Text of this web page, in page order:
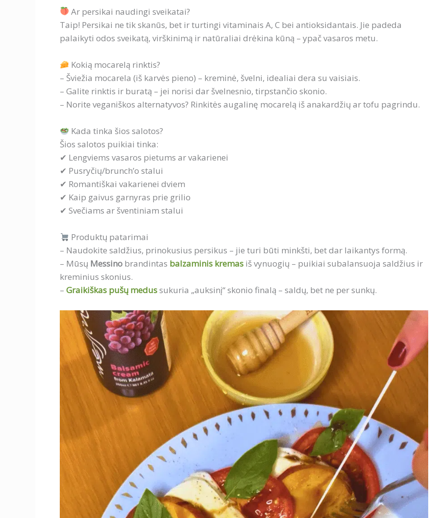
Ar persikai naudingi sveikatai?
Taip! Persikai ne tik skanūs, bet ir turtingi vitaminais A, C bei antioksidantais. Jie padeda
palaikyti odos sveikatą, virškinimą ir natūraliai drėkina kūną – ypač vasaros metu.
Kokią mocarelą rinktis?
– Šviežia mocarela (iš karvės pieno) – kreminė, švelni, idealiai dera su vaisiais.
– Galite rinktis ir buratą – jei norisi dar švelnesnio, tirpstančio skonio.
– Norite veganiškos alternatyvos? Rinkitės augalinę mocarelą iš anakardžių ar tofu pagrindu.
Kada tinka šios salotos?
Šios salotos puikiai tinka:
✔ Lengviems vasaros pietums ar vakarienei
✔ Pusryčių/brunch’o stalui
✔ Romantiškai vakarienei dviem
✔ Kaip gaivus garnyras prie grilio
✔ Svečiams ar šventiniam stalui
Produktų patarimai
– Naudokite saldžius, prinokusius persikus – jie turi būti minkšti, bet dar laikantys formą.
– Mūsų Messino brandintas balzaminis kremas iš vynuogių – puikiai subalansuoja saldžius ir
kreminius skonius.
– Graikiškas pušų medussukuria „auksinį“ skonio finalą – saldų, bet ne per sunkų.